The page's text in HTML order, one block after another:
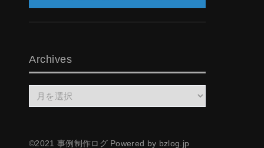
Archives
Archives
©2021 事例制作ログ Powered by bzlog.jp